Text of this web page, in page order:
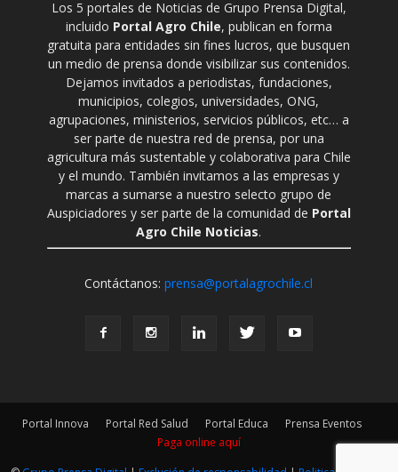
Los 5 portales de Noticias de Grupo Prensa Digital,
incluido Portal Agro Chile, publican en forma
gratuita para entidades sin fines lucros, que busquen
un medio de prensa donde visibilizar sus contenidos.
Dejamos invitados a periodistas, fundaciones,
municipios, colegios, universidades, ONG,
agrupaciones, ministerios, servicios públicos, etc… a
ser parte de nuestra red de prensa, por una
agricultura más sustentable y colaborativa para Chile
y el mundo. También invitamos a las empresas y
marcas a sumarse a nuestro selecto grupo de
Auspiciadores y ser parte de la comunidad de Portal
Agro Chile Noticias.
Contáctanos:prensa@portalagrochile.cl
Portal Innova Portal Red Salud Portal Educa
Prensa Eventos
Paga online aquí